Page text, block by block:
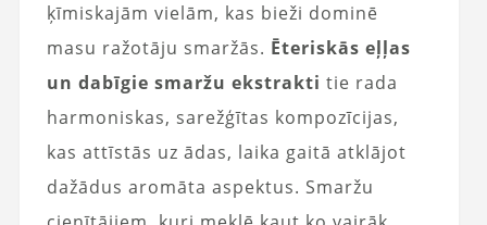
ķīmiskajām vielām, kas bieži dominē
masu ražotāju smaržās. Ēteriskās eļļas
un dabīgie smaržu ekstrakti tie rada
harmoniskas, sarežģītas kompozīcijas,
kas attīstās uz ādas, laika gaitā atklājot
dažādus aromāta aspektus. Smaržu